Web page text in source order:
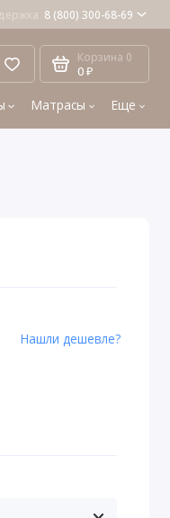
8 (800) 300-68-69
Корзина 0
0 ₽
Матрасы Еще
Нашли дешевле?